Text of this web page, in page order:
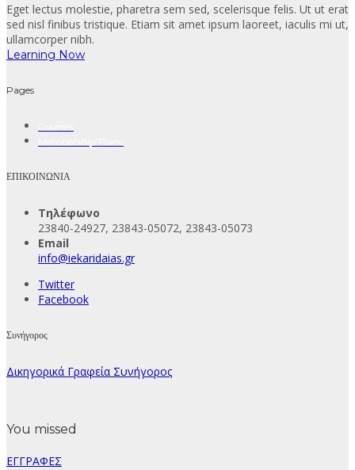
Eget lectus molestie, pharetra sem sed, scelerisque felis. Ut ut erat
sed nisl finibus tristique. Etiam sit amet ipsum laoreet, iaculis mi ut,
ullamcorper nibh.
Learning Now
Pages
ΕΠΙΚΟΙΝΩΝΙΑ
Τηλέφωνο
23840-24927, 23843-05072, 23843-05073
Email
info@iekaridaias.gr
Twitter
Facebook
Συνήγορος
Δικηγορικά Γραφεία Συνήγορος
You missed
ΕΓΓΡΑΦΕΣ